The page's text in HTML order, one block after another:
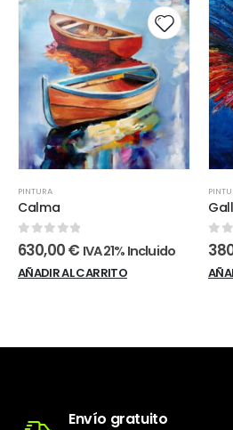
PINTURA
Calma
0out of 5
630,00€ IVA 21% Incluido
AÑADIR AL CARRITO
0
Envío gratuito